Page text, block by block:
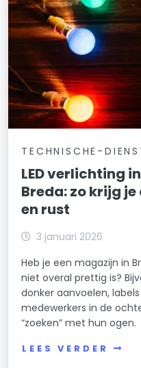
TECHNISCHE-
LED verlichting
Breda: zo krijg
en rust
3 januari 2026
Heb je een magazijn in
niet overal prettig is?
donker aanvoelen,
medewerkers in de
“zoeken” met hun ogen.
LEES VERDER